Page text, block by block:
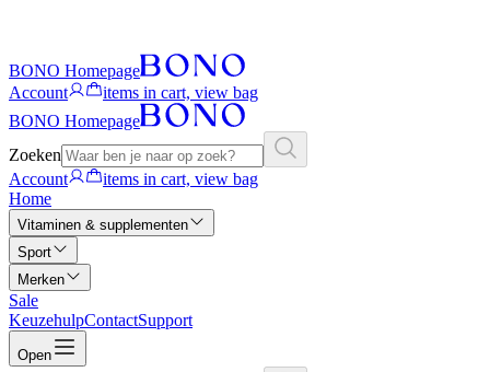
BONO Homepage
Account
items in cart, view bag
BONO Homepage
Zoeken
Account
items in cart, view bag
Home
Vitaminen & supplementen
Sport
Merken
Sale
KeuzehulpContactSupport
Open